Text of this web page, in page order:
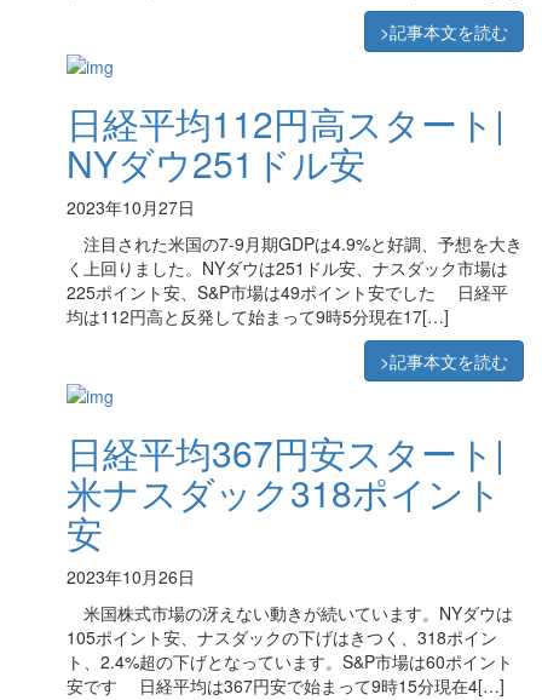
>記事本文を読む
日経平均112円高スタート|
NYダウ251ドル安
2023年10月27日
注目された米国の7-9月期GDPは4.9%と好調、予想を大き
く上回りました。NYダウは251ドル安、ナスダック市場は
225ポイント安、S&P市場は49ポイント安でした 日経平
均は112円高と反発して始まって9時5分現在17[…]
>記事本文を読む
日経平均367円安スタート|
米ナスダック318ポイント
安
2023年10月26日
米国株式市場の冴えない動きが続いています。NYダウは
105ポイント安、ナスダックの下げはきつく、318ポイン
ト、2.4%超の下げとなっています。S&P市場は60ポイント
安です 日経平均は367円安で始まって9時15分現在4[…]